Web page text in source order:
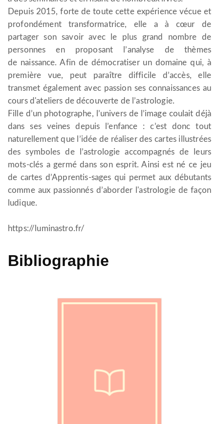
Depuis 2015, forte de toute cette expérience vécue et
profondément transformatrice, elle a à cœur de
partager son savoir avec le plus grand nombre de
personnes en proposant l’analyse de thèmes
de naissance. Afin de démocratiser un domaine qui, à
première vue, peut paraître difficile d’accès, elle
transmet également avec passion ses connaissances au
cours d'ateliers de découverte de l’astrologie.
Fille d’un photographe, l’univers de l’image coulait déjà
dans ses veines depuis l’enfance : c’est donc tout
naturellement que l’idée de réaliser des cartes illustrées
des symboles de l’astrologie accompagnés de leurs
mots-clés a germé dans son esprit. Ainsi est né ce jeu
de cartes d’Apprentis-sages qui permet aux débutants
comme aux passionnés d’aborder l'astrologie de façon
ludique.
https://luminastro.fr/
Bibliographie